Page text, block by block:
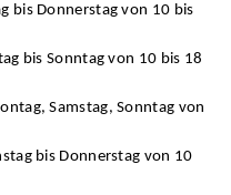
bis Donnerstag von 10 bis
bis Sonntag von 10 bis 18
Samstag, Sonntag von
bis Donnerstag von 10